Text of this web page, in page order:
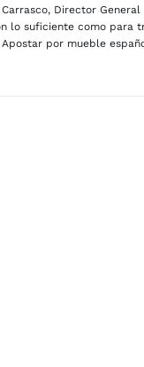
Director General
lo suficiente como para
por mueble